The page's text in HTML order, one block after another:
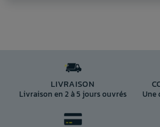
LIVRAISON
Livraison en 2 à 5 jours ouvrés Une